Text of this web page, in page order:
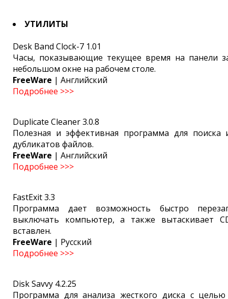
УТИЛИТЫ
Desk Band Clock-7 1.01
Часы, показывающие текущее время на панели
небольшом окне на рабочем столе.
FreeWare | Английский
Подробнее >>>
Duplicate Cleaner 3.0.8
Полезная и эффективная программа для поиска
дубликатов файлов.
FreeWare | Английский
Подробнее >>>
FastExit 3.3
Программа дает возможность быстро
выключать компьютер, а также вытаскивает
вставлен.
FreeWare | Русский
Подробнее >>>
Disk Savvy 4.2.25
Программа для анализа жесткого диска с целью